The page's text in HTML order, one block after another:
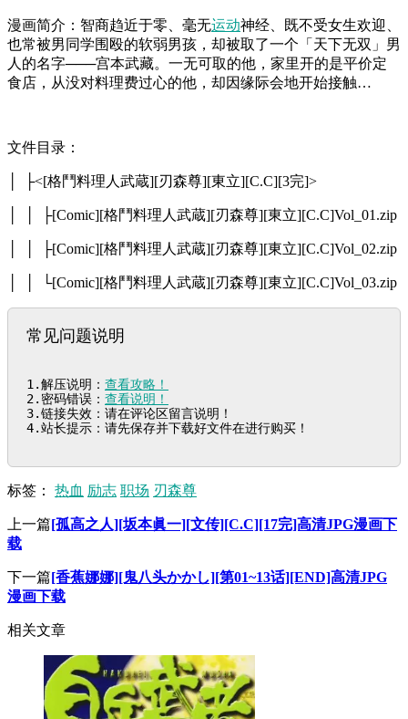
漫画简介：智商趋近于零、毫无运动神经、既不受女生欢迎、
也常被男同学围殴的软弱男孩，却被取了一个「天下无双」男
人的名字───宫本武藏。一无可取的他，家里开的是平价定
食店，从没对料理费过心的他，却因缘际会地开始接触…
文件目录：
│ ├<[格鬥料理人武蔵][刃森尊][東立][C.C][3完]>
│ │ ├[Comic][格鬥料理人武蔵][刃森尊][東立][C.C]Vol_01.zip
│ │ ├[Comic][格鬥料理人武蔵][刃森尊][東立][C.C]Vol_02.zip
│ │ └[Comic][格鬥料理人武蔵][刃森尊][東立][C.C]Vol_03.zip
常见问题说明
1.解压说明： 查看攻略！
2.密码错误： 查看说明！
3.链接失效：请在评论区留言说明！
4.站长提示：请先保存并下载好文件在进行购买！
标签： 热血 励志 职场 刃森尊
上一篇[孤高之人][坂本眞一][文传][C.C][17完]高清JPG漫画下
载
下一篇[香蕉娜娜][鬼八头かかし][第01~13话][END]高清JPG
漫画下载
相关文章